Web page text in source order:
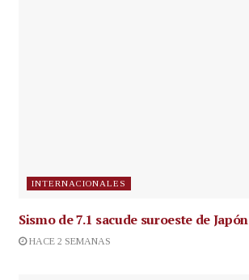
INTERNACIONALES
Sismo de 7.1 sacude suroeste de Japón
HACE 2 SEMANAS